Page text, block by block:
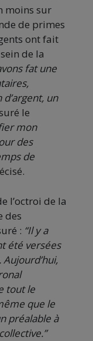
moins sur
de primes
ont fait
de la
fat une
d’argent, un
le
mon
des
de
l’octroi de la
des
: “Il y a
été versées
tout le
que le
préalable à